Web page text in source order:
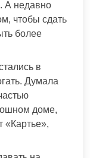
А недавно
чтобы сдать
более
в
Думала
доме,
«Картье»,